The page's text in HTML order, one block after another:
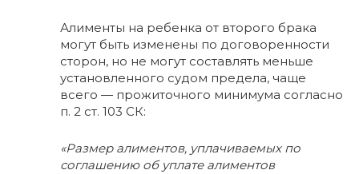
Алименты на ребенка от второго брака
могут быть изменены по договоренности
сторон, но не могут составлять меньше
установленного судом предела, чаще
всего — прожиточного минимума согласно
п. 2 ст. 103 СК:
«Размер алиментов, уплачиваемых по
соглашению об уплате алиментов